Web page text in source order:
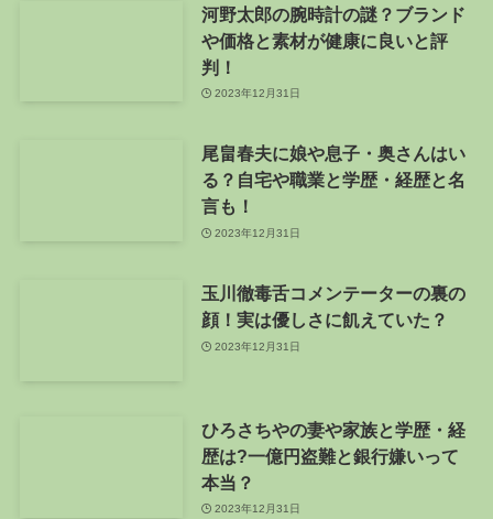
河野太郎の腕時計の謎？ブランド
や価格と素材が健康に良いと評
判！
2023年12月31日
尾畠春夫に娘や息子・奥さんはい
る？自宅や職業と学歴・経歴と名
言も！
2023年12月31日
玉川徹毒舌コメンテーターの裏の
顔！実は優しさに飢えていた？
2023年12月31日
ひろさちやの妻や家族と学歴・経
歴は?一億円盗難と銀行嫌いって
本当？
2023年12月31日